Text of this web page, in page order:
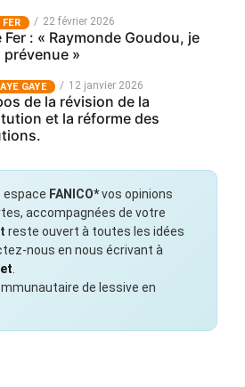
FER 22 février 2026
Fer : « Raymonde Goudou, je
prévenue »
GAYE 12 janvier 2026
de la révision de la
et la réforme des
espace FANICO*vos opinions
accompagnées de votre
reste ouvert à toutes les idées
nous en nous écrivant à
de lessive en